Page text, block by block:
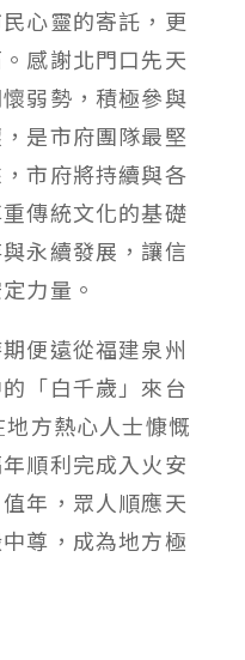
心靈的寄託，更
感謝北門口先天
弱勢，積極參與
是市府團隊最堅
市府將持續與各
傳統文化的基礎
永續發展，讓信
力量。
便遠從福建泉州
「白千歲」來台
方熱心人士慷慨
順利完成入火安
年，眾人順應天
尊，成為地方極